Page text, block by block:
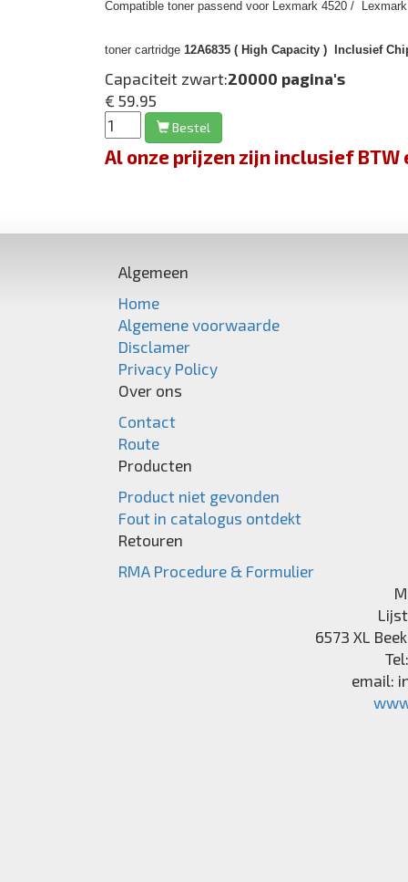
Compatible toner passend voor Lexmark 4520 /
toner cartridge 12A6835 ( High Capacity ) Inclusief
Capaciteit zwart:20000 pagina's
€ 59.95
Bestel
Al onze prijzen zijn inclusief
Algemeen
Home
Algemene voorwaarde
Disclamer
Privacy Policy
Over ons
Contact
Route
Producten
Product niet gevonden
Fout in catalogus ontdekt
Retouren
RMA Procedure & Formulier
6573 XL
email: